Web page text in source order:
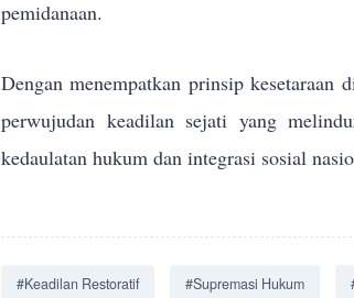
pemidanaan.
Dengan menempatkan prinsip
perwujudan keadilan sejati yang
kedaulatan hukum dan integrasi sosial
#Keadilan Restoratif #Supremasi Hukum